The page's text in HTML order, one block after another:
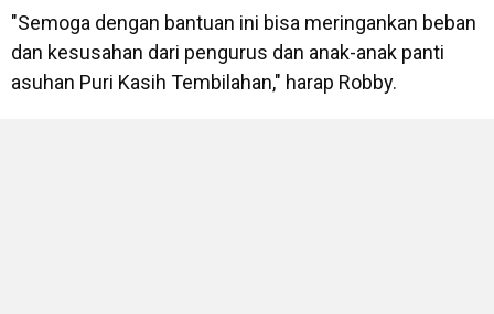
"Semoga dengan bantuan ini bisa meringankan beban
dan kesusahan dari pengurus dan anak-anak panti
asuhan Puri Kasih Tembilahan," harap Robby.